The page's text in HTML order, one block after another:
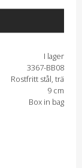
I lager
3367-BB08
Rostfritt stål, trä
9 cm
Box in bag